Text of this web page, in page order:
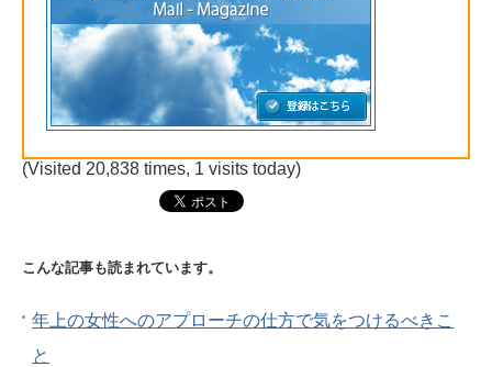
(Visited 20,838 times, 1 visits today)
こんな記事も読まれています。
年上の女性へのアプローチの仕方で気をつけるべきこ
と